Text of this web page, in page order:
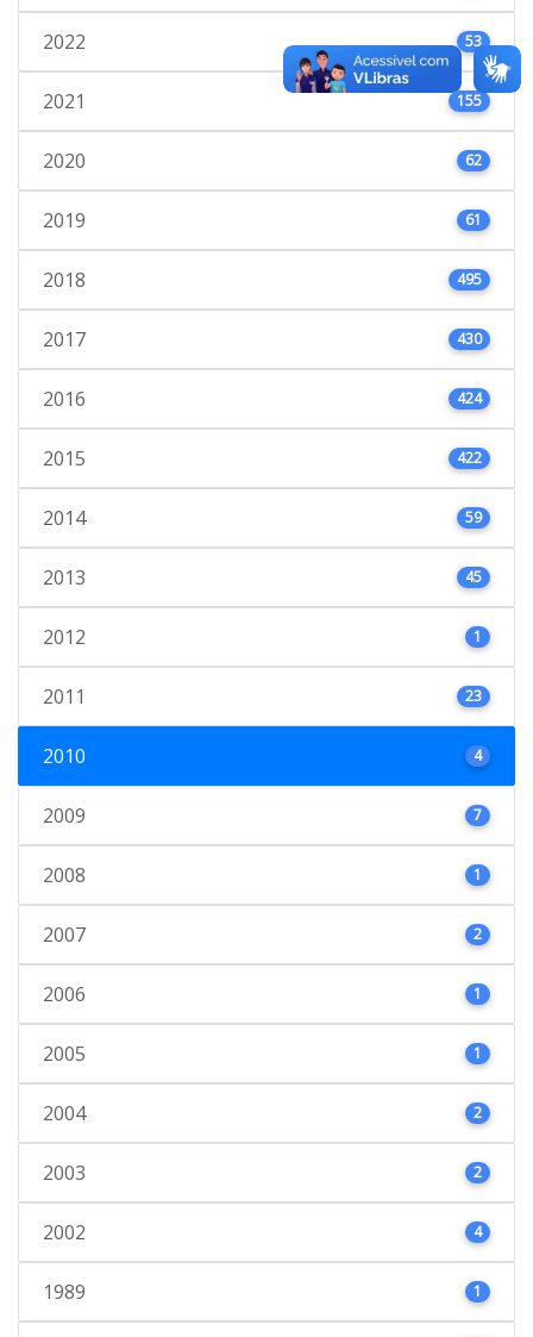
2022 53
2021 155
2020 62
2019 61
2018 495
2017 430
2016 424
2015 422
2014 59
2013 45
2012 1
2011 23
2010 4
2009 7
2008 1
2007 2
2006 1
2005 1
2004 2
2003 2
2002 4
1989 1